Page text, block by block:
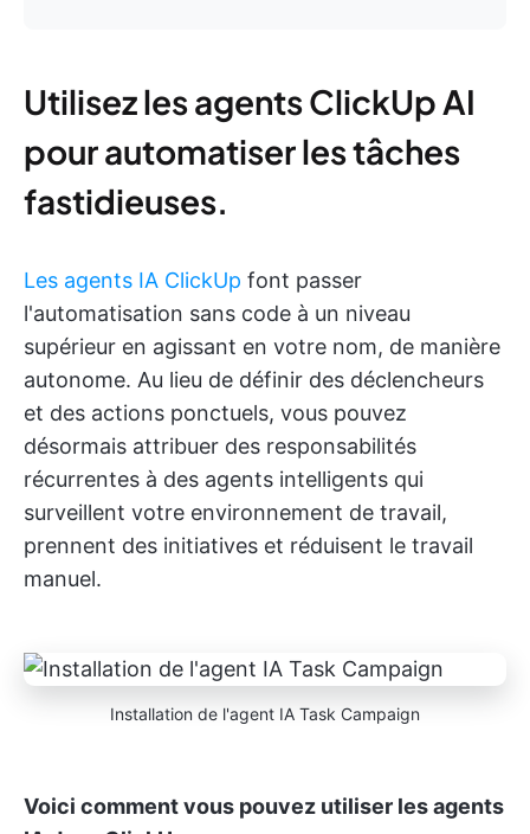
Utilisez les agents ClickUp AI
pour automatiser les tâches
fastidieuses.
Les agents IA ClickUp font passer
l'automatisation sans code à un niveau
supérieur en agissant en votre nom, de manière
autonome. Au lieu de définir des déclencheurs
et des actions ponctuels, vous pouvez
désormais attribuer des responsabilités
récurrentes à des agents intelligents qui
surveillent votre environnement de travail,
prennent des initiatives et réduisent le travail
manuel.
Installation de l'agent IA Task Campaign
Voici comment vous pouvez utiliser les agents